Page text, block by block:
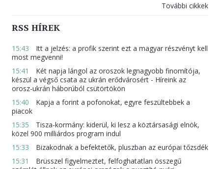
További cikkek
RSS HÍREK
15:43
Itt a jelzés: a profik szerint ezt a magyar részvényt kell
most megvenni!
15:41
Két napja lángol az oroszok legnagyobb finomítója,
készül a végső csata az ukrán erődvárosért - Híreink az
orosz-ukrán háborúból csütörtökön
15:40
Kapja a forint a pofonokat, egyre feszültebbek a
piacok
15:35
Tisza-kormány: kiderül, ki lesz a köztársasági elnök,
közel 900 milliárdos program indul
15:33
Bizakodnak a befektetők, pluszban az európai tőzsdék
15:31
Brüsszel figyelmeztet, felfoghatatlan összegű